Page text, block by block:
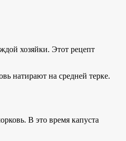
хозяйки. Этот рецепт
натирают на средней терке.
В это время капуста